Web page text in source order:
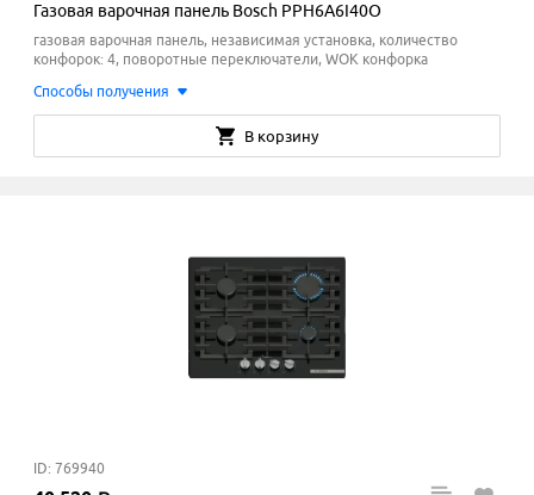
Газовая варочная панель Bosch PPH6A6I40O
газовая варочная панель, независимая установка, количество
конфорок: 4, поворотные переключатели, WOK конфорка
Способы получения
В корзину
ID: 769940